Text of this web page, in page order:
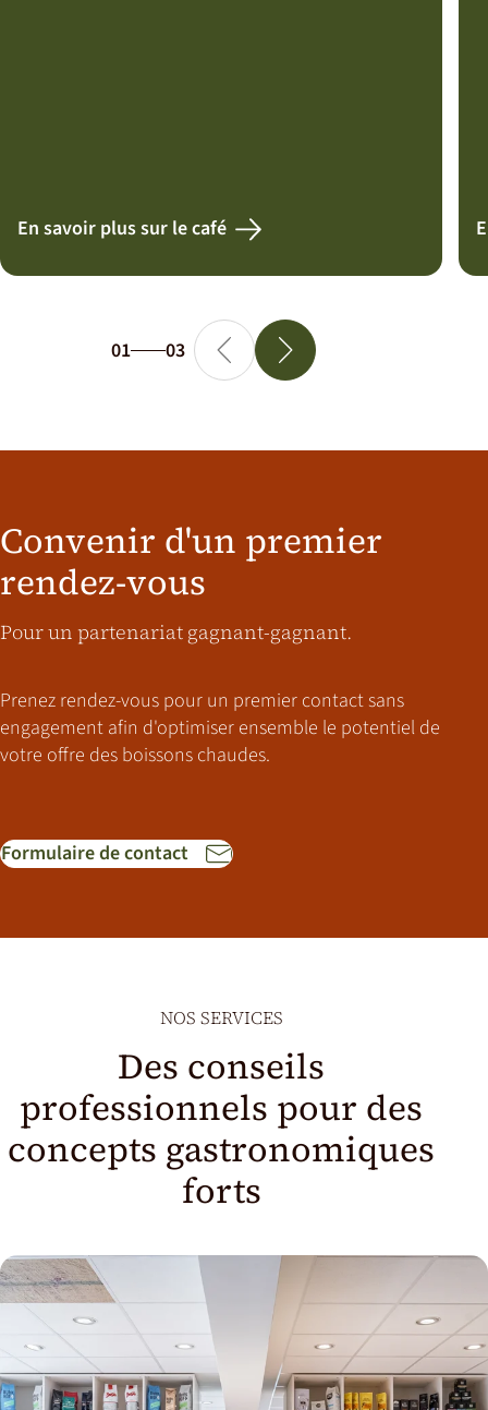
En savoir plus sur le café
01 03
Convenir d'un premier
rendez-vous
Pour un partenariat gagnant-gagnant.
Prenez rendez-vous pour un premier contact sans
engagement afin d'optimiser ensemble le potentiel de
votre offre des boissons chaudes.
Formulaire de contact
NOS SERVICES
Des conseils
professionnels pour des
concepts gastronomiques
forts